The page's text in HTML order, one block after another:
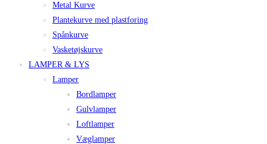
Metal Kurve
Plantekurve med plastforing
Spånkurve
Vasketøjskurve
LAMPER & LYS
Lamper
Bordlamper
Gulvlamper
Loftlamper
Væglamper